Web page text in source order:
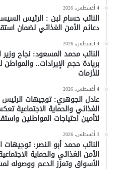
4 أغسطس، 2026
النائب حسام لبن : الرئيس
دعائم الأمن الغذائي لضمان
4 أغسطس، 2026
النائب محمد المسعود: نجاح وزير
بريادة حجم الإيرادات..
للأزمات
4 أغسطس، 2026
عادل الجوهري: توجيهات
الغذائي والحماية الاجتماعية
لتأمين احتياجات المواطنين
3 أغسطس، 2026
النائب محمد أبو النصر:
الأمن الغذائي والحماية
الأسواق وتعزز الدعم ووصوله